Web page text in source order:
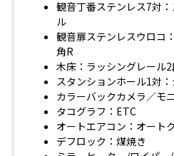
観音丁番ステンレス7対
ル
観音扉ステンレスウロコ
角R
木床：ラッシングレール
スタンションホール1対
カラーバックカメラ／モ
タコグラフ：ETC
オートエアコン：オート
デフロック：煤焼き